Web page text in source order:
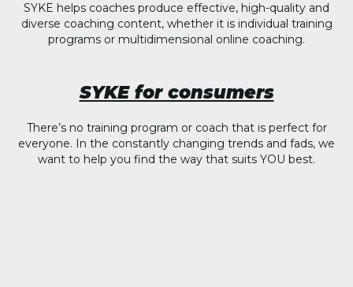
SYKE helps coaches produce effective, high-quality and
diverse coaching content, whether it is individual training
programs or multidimensional online coaching.
SYKE for consumers
There’s no training program or coach that is perfect for
everyone. In the constantly changing trends and fads, we
want to help you find the way that suits YOU best.